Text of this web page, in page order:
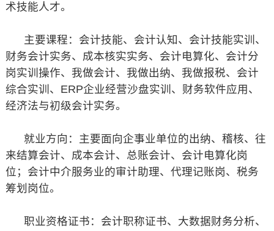
术技能人才。
主要课程：会计技能、会计认知、会计技能实训、
财务会计实务、成本核实实务、会计电算化、会计分
岗实训操作、我做会计、我做出纳、我做报税、会计
综合实训、ERP企业经营沙盘实训、财务软件应用、
经济法与初级会计实务。
就业方向：主要面向企事业单位的出纳、稽核、往
来结算会计、成本会计、总账会计、会计电算化岗
位；会计中介服务业的审计助理、代理记账岗、税务
筹划岗位。
职业资格证书：会计职称证书、大数据财务分析、